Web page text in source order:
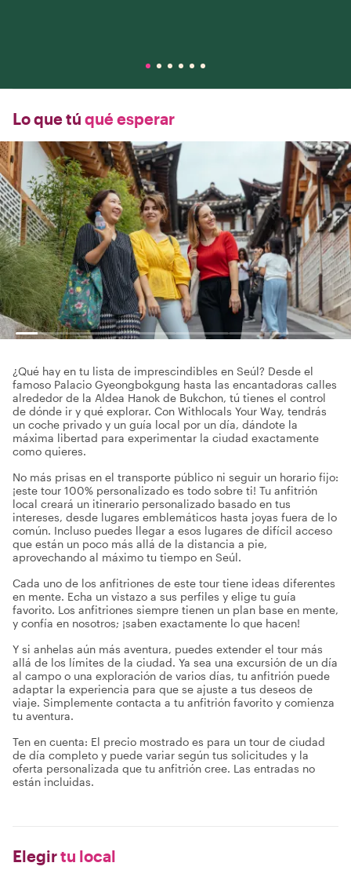
Lo que tú qué esperar
¿Qué hay en tu lista de imprescindibles en Seúl? Desde el
famoso Palacio Gyeongbokgung hasta las encantadoras calles
alrededor de la Aldea Hanok de Bukchon, tú tienes el control
de dónde ir y qué explorar. Con Withlocals Your Way, tendrás
un coche privado y un guía local por un día, dándote la
máxima libertad para experimentar la ciudad exactamente
como quieres.
No más prisas en el transporte público ni seguir un horario fijo:
¡este tour 100% personalizado es todo sobre ti! Tu anfitrión
local creará un itinerario personalizado basado en tus
intereses, desde lugares emblemáticos hasta joyas fuera de lo
común. Incluso puedes llegar a esos lugares de difícil acceso
que están un poco más allá de la distancia a pie,
aprovechando al máximo tu tiempo en Seúl.
Cada uno de los anfitriones de este tour tiene ideas diferentes
en mente. Echa un vistazo a sus perfiles y elige tu guía
favorito. Los anfitriones siempre tienen un plan base en mente,
y confía en nosotros; ¡saben exactamente lo que hacen!
Y si anhelas aún más aventura, puedes extender el tour más
allá de los límites de la ciudad. Ya sea una excursión de un día
al campo o una exploración de varios días, tu anfitrión puede
adaptar la experiencia para que se ajuste a tus deseos de
viaje. Simplemente contacta a tu anfitrión favorito y comienza
tu aventura.
Ten en cuenta: El precio mostrado es para un tour de ciudad
de día completo y puede variar según tus solicitudes y la
oferta personalizada que tu anfitrión cree. Las entradas no
están incluidas.
Elegirtu local